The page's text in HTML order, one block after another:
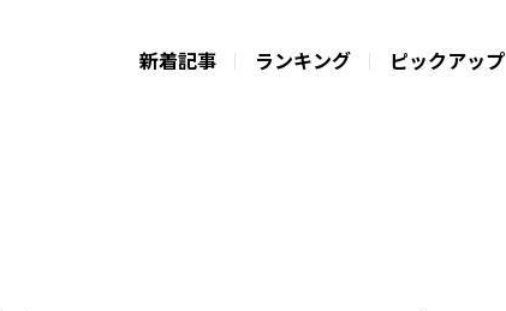
新着記事 ランキング ピックアップ